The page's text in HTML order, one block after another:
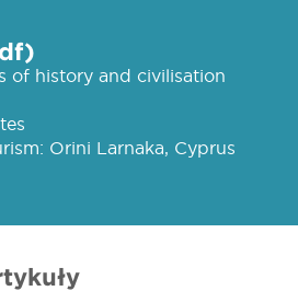
of history and civilisation
Orini Larnaka, Cyprus